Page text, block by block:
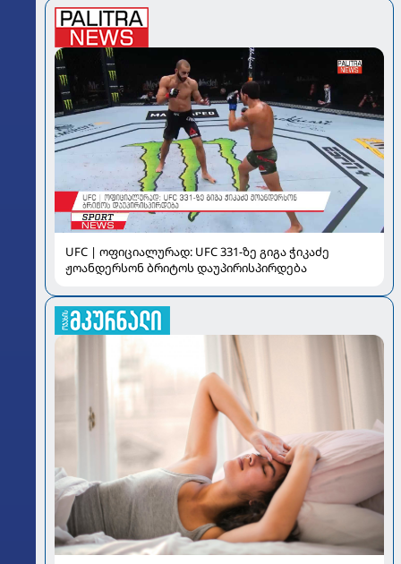
UFC | ოფიციალურად: UFC 331-ზე გიგა ჭიკაძე
ჟოანდერსონ ბრიტოს დაუპირისპირდება